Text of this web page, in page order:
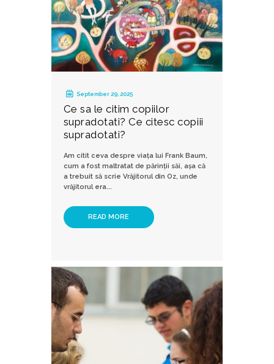
September 29, 2025
Ce sa le citim copiilor
supradotati? Ce citesc copiii
supradotati?
Am citit ceva despre viața lui Frank Baum,
cum a fost maltratat de părinții săi, așa că
a trebuit să scrie Vrăjitorul din Oz, unde
vrăjitorul era...
READ MORE